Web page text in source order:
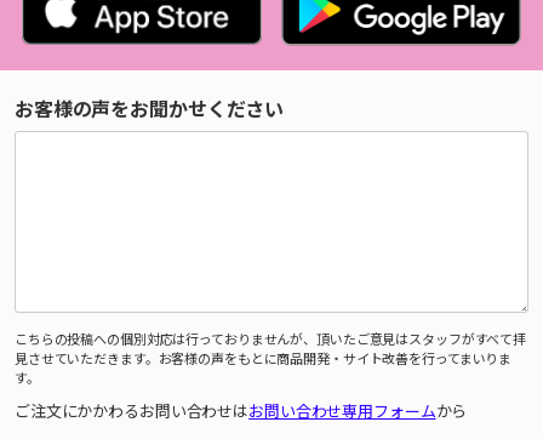
お客様の声をお聞かせください
こちらの投稿への個別対応は行っておりませんが、頂いたご意見はスタッフがすべて拝
見させていただきます。お客様の声をもとに商品開発・サイト改善を行ってまいりま
す。
ご注文にかかわるお問い合わせはお問い合わせ専用フォームから